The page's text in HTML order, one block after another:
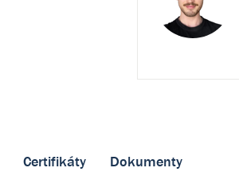
Certifikáty Dokumenty